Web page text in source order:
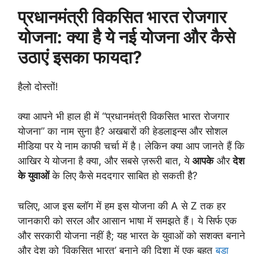
प्रधानमंत्री विकसित भारत रोजगार
योजना: क्या है ये नई योजना और कैसे
उठाएं इसका फायदा?
हैलो दोस्तों!
क्या आपने भी हाल ही में “प्रधानमंत्री विकसित भारत रोजगार
योजना” का नाम सुना है? अखबारों की हेडलाइन्स और सोशल
मीडिया पर ये नाम काफी चर्चा में है। लेकिन क्या आप जानते हैं कि
आखिर ये योजना है क्या, और सबसे ज़रूरी बात, ये आपकेऔरदेश
के युवाओंके लिए कैसे मददगार साबित हो सकती है?
चलिए, आज इस ब्लॉग में हम इस योजना की A से Z तक हर
जानकारी को सरल और आसान भाषा में समझते हैं। ये सिर्फ एक
और सरकारी योजना नहीं है; यह भारत के युवाओं को सशक्त बनाने
और देश को ‘विकसित भारत’ बनाने की दिशा में एक बहुतबड़ा